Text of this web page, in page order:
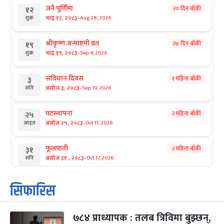
१२
शुक्र
जनै पूर्णिमा
भाद्र १२, २०८३-Aug 28, 2026
२० दिन बाँकी
१९
शुक्र
श्रीकृष्ण जन्माष्टमी व्रत
भाद्र १९, २०८३-Sep 4, 2026
२७ दिन बाँकी
३
शनि
संविधान दिवस
असोज ३, २०८३-Sep 19, 2026
१ महिना बाँकी
२५
आइत
घटस्थापना
असोज २५, २०८३-Oct 11, 2026
२ महिना बाँकी
३१
शनि
फूलपाती
असोज ३१ , २०८३-Oct 17, 2026
२ महिना बाँकी
१
आइत
कार्तिक सङ्क्रान्ति
कार्तिक १, २०८३
३ महानवमी २ महिना बाँकी
सिफारिस
७८४ प्राध्यापक : तलब त्रिविमा बुझ्छन्,